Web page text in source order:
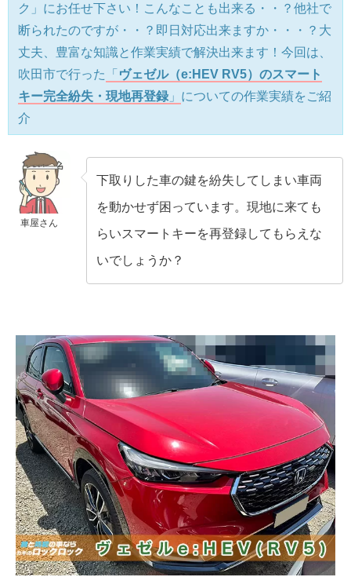
ク」にお任せ下さい！こんなことも出来る・・？他社で
断られたのですが・・？即日対応出来ますか・・・？大
丈夫、豊富な知識と作業実績で解決出来ます！今回は、
吹田市で行った
「 ヴェゼル（e:HEV RV5）のスマート
キー完全紛失・現地再登録 」 についての作業実績をご紹
介
車屋さん
下取りした車の鍵を紛失してしまい車両
を動かせず困っています。現地に来ても
らいスマートキーを再登録してもらえな
いでしょうか？